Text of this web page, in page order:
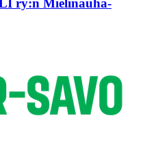
ry:n Mielinauha-